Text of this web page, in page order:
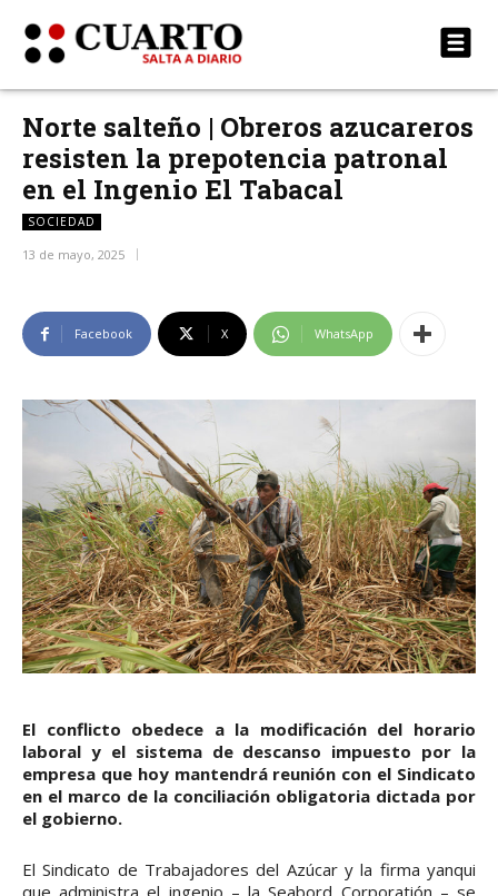
Norte salteño | Obreros azucareros
resisten la prepotencia patronal
en el Ingenio El Tabacal
SOCIEDAD
13 de mayo, 2025
Facebook X WhatsApp
El conflicto obedece a la modificación del horario
laboral y el sistema de descanso impuesto por la
empresa que hoy mantendrá reunión con el Sindicato
en el marco de la conciliación obligatoria dictada por
el gobierno.
El Sindicato de Trabajadores del Azúcar y la firma yanqui